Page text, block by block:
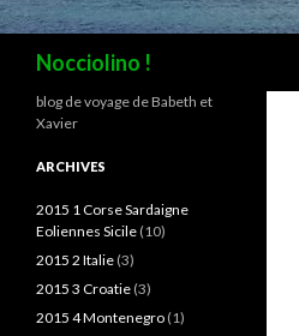
Nocciolino !
blog de voyage de Babeth et
Xavier
ARCHIVES
2015 1 Corse Sardaigne
Eoliennes Sicile (10)
2015 2 Italie (3)
2015 3 Croatie (3)
2015 4 Montenegro (1)